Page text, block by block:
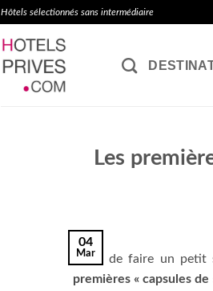
Hôtels sélectionnés sans intermédiaire
Les
04
Mar
Envie de faire un petit
premières « capsules